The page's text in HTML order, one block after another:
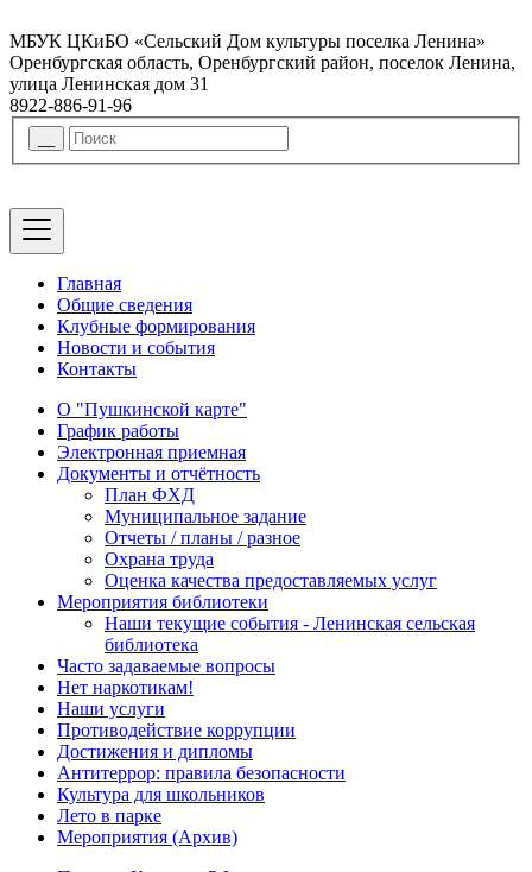
МБУК ЦКиБО «Сельский Дом культуры поселка Ленина»
Оренбургская область, Оренбургский район, поселок Ленина,
улица Ленинская дом 31
8922-886-91-96
Главная
Общие сведения
Клубные формирования
Новости и события
Контакты
О "Пушкинской карте"
График работы
Электронная приемная
Документы и отчётность
План ФХД
Муниципальное задание
Отчеты / планы / разное
Охрана труда
Оценка качества предоставляемых услуг
Мероприятия библиотеки
Наши текущие события - Ленинская сельская
библиотека
Часто задаваемые вопросы
Нет наркотикам!
Наши услуги
Противодействие коррупции
Достижения и дипломы
Антитеррор: правила безопасности
Культура для школьников
Лето в парке
Мероприятия (Архив)